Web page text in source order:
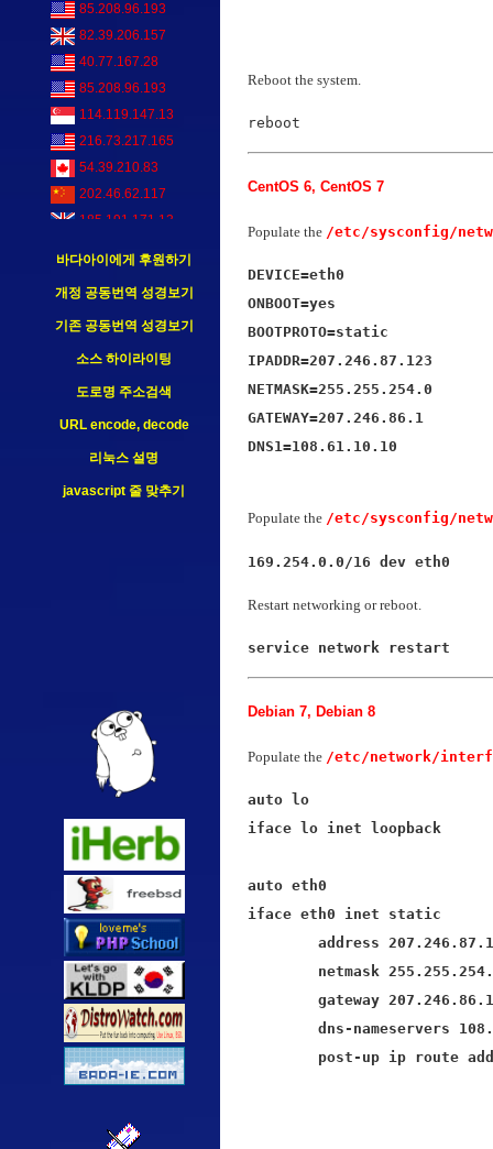
85.208.96.193
82.39.206.157
40.77.167.28
85.208.96.193
114.119.147.13
216.73.217.165
54.39.210.83
202.46.62.117
185.191.171.13
바다아이에게 후원하기
개정 공동번역 성경보기
기존 공동번역 성경보기
소스 하이라이팅
도로명 주소검색
URL encode, decode
리눅스 설명
javascript 줄 맞추기
Reboot the system.
reboot
CentOS 6, CentOS 7
Populate the /etc/sysconfig/
DEVICE=eth0
ONBOOT=yes
BOOTPROTO=static
IPADDR=207.246.87.123
NETMASK=255.255.254.0
GATEWAY=207.246.86.1
DNS1=108.61.10.10
Populate the /etc/sysconfig/
169.254.0.0/16 dev eth0
Restart networking or reboot.
service network restart
Debian 7, Debian 8
Populate the /etc/network/
auto lo
iface lo inet loopback
auto eth0
iface eth0 inet static
post-up ip route